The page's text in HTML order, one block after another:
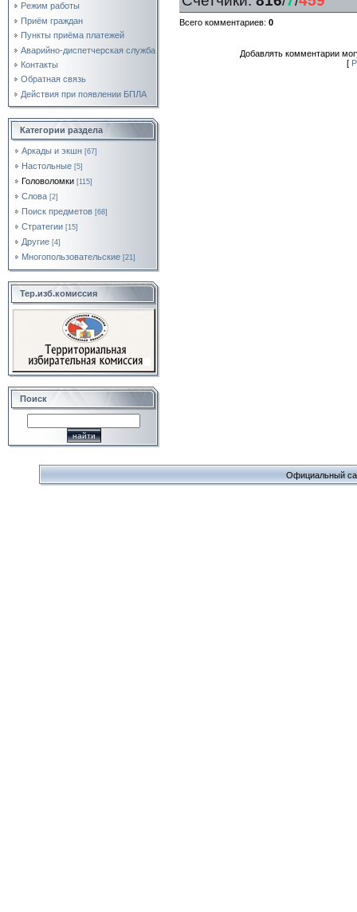
Режим работы
Приём граждан
Пункты приёма платежей
Аварийно-диспетчерская служба
Контакты
Обратная связь
Действия при появлении БПЛА
Категории раздела
Аркады и экшн [67]
Настольные [5]
Головоломки [115]
Слова [2]
Поиск предметов [68]
Стратегии [15]
Другие [4]
Многопользовательские [21]
Тер.изб.комиссия
Поиск
Всего комментариев: 0
Добавлять комментарии
[
Официальный сайт